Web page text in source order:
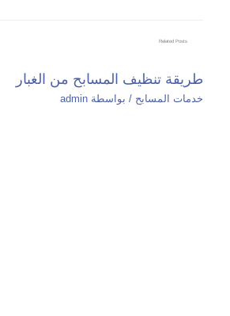
Related Posts
طريقة تنظيف المسابح من الغبار
خدمات المسابح / بواسطة admin